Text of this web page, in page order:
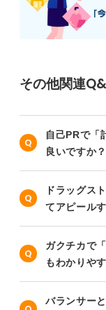
その他関連
自己PRで「
良いですか？
ドラッグス
てアピール
ガクチカで
もわかりや
バランサー